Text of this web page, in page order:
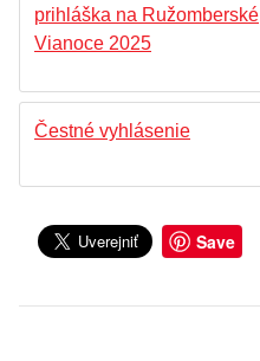
prihláška na Ružomberské
Vianoce 2025
Čestné vyhlásenie
Save